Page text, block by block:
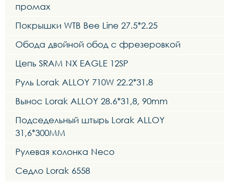
промах
Покрышки WTB Bee Line 27.5*2.25
Обода двойной обод с фрезеровкой
Цепь SRAM NX EAGLE 12SP
Руль Lorak ALLOY 710W 22.2*31.8
Вынос Lorak ALLOY 28.6*31,8, 90mm
Подседельный штырь Lorak ALLOY
31,6*300MM
Рулевая колонка Neco
Седло Lorak 6558